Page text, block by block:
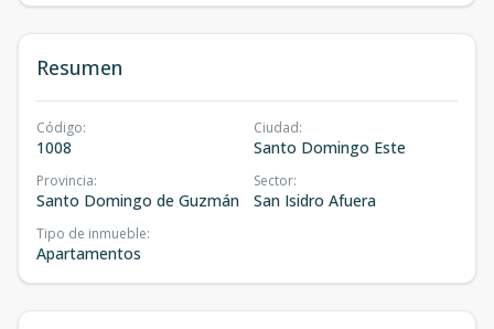
Resumen
Código:
1008
Ciudad:
Santo Domingo Este
Provincia:
Santo Domingo de Guzmán
Sector:
San Isidro Afuera
Tipo de inmueble:
Apartamentos